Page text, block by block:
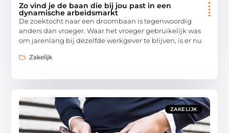
Zo vind je de baan die bij jou past in een
dynamische arbeidsmarkt
De zoektocht naar een droombaan is tegenwoordig
anders dan vroeger. Waar het vroeger gebruikelijk was
om jarenlang bij dezelfde werkgever te blijven, is er nu
Zakelijk
ZAKELIJK